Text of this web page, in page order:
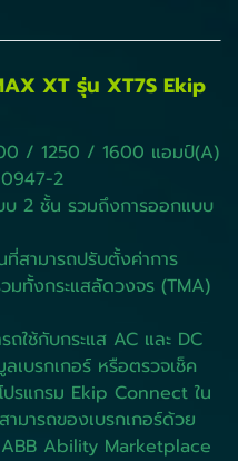
XT รุ่น XT7S Ekip
/ 1250 / 1600 แอมป์(A)
2
บ 2 ชั้น รวมถึงการออกแบบ
สามารถปรับตั้งค่าการ
มทั้งกระแสลัดวงจร (TMA)
ใช้กับกระแส AC และ DC
เบรกเกอร์ หรือตรวจเช็ค
รแกรม Ekip Connect ใน
มารถของเบรกเกอร์ด้วย
Ability Marketplace